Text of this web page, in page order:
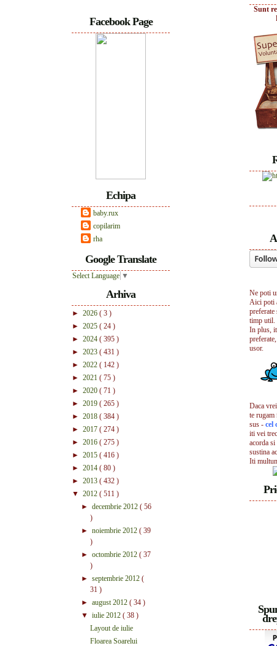
Sunt
Ne poti
Aici poti
timp util.
In plus,
usor.
Daca
te rugam
sus - cel
iti vei
acorda si
sustina
Iti
Facebook Page
Echipa
baby.rux
copilarim
rha
Google Translate
Select Language ▼
Arhiva
► 2026 ( 3 )
► 2025 ( 24 )
► 2024 ( 395 )
► 2023 ( 431 )
► 2022 ( 142 )
► 2021 ( 75 )
► 2020 ( 71 )
► 2019 ( 265 )
► 2018 ( 384 )
► 2017 ( 274 )
► 2016 ( 275 )
► 2015 ( 416 )
► 2014 ( 80 )
► 2013 ( 432 )
▼ 2012 ( 511 )
► decembrie 2012 ( 56
)
► noiembrie 2012 ( 39
)
► octombrie 2012 ( 37
)
► septembrie 2012 (
31 )
► august 2012 ( 34 )
▼ iulie 2012 ( 38 )
Layout de iulie
Floarea Soarelui